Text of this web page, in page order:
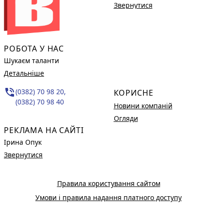
РОБОТА У НАС
Шукаєм таланти
Детальніше
phone_in_talk(0382) 70 98 20,
(0382) 70 98 40
РЕКЛАМА НА САЙТІ
Ірина Опук
Звернутися
Звернутися
КОРИСНЕ
Новини компаній
Огляди
Правила користування сайтом
Умови і правила надання платного доступу